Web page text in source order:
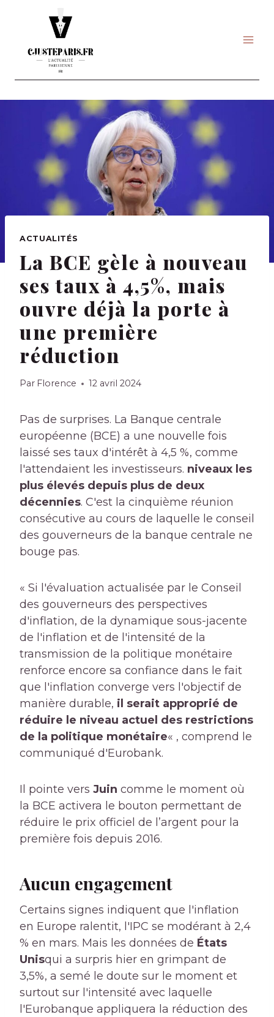
ACTUALITÉS
La BCE gèle à nouveau
ses taux à 4,5%, mais
ouvre déjà la porte à
une première
réduction
Par Florence 12 avril 2024
Pas de surprises. La Banque centrale
européenne (BCE) a une nouvelle fois
laissé ses taux d'intérêt à 4,5 %, comme
l'attendaient les investisseurs. niveaux les
plus élevés depuis plus de deux
décennies. C'est la cinquième réunion
consécutive au cours de laquelle le conseil
des gouverneurs de la banque centrale ne
bouge pas.
« Si l'évaluation actualisée par le Conseil
des gouverneurs des perspectives
d'inflation, de la dynamique sous-jacente
de l'inflation et de l'intensité de la
transmission de la politique monétaire
renforce encore sa confiance dans le fait
que l'inflation converge vers l'objectif de
manière durable, il serait approprié de
réduire le niveau actuel des restrictions
de la politique monétaire« , comprend le
communiqué d'Eurobank.
Il pointe vers Juin comme le moment où
la BCE activera le bouton permettant de
réduire le prix officiel de l’argent pour la
première fois depuis 2016.
Aucun engagement
Certains signes indiquent que l'inflation
en Europe ralentit, l'IPC se modérant à 2,4
% en mars. Mais les données de États
Unisqui a surpris hier en grimpant de
3,5%, a semé le doute sur le moment et
surtout sur l'intensité avec laquelle
l'Eurobanque appliquera la réduction des